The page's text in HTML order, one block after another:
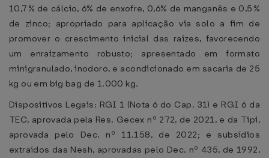
10,7% de cálcio, 6% de enxofre, 0,6% de manganês e 0,5%
de zinco; apropriado para aplicação via solo a fim de
promover o crescimento inicial das raízes, favorecendo
um enraizamento robusto; apresentado em formato
minigranulado, inodoro, e acondicionado em sacaria de 25
kg ou em big bag de 1.000 kg.
Dispositivos Legais: RGI 1 (Nota 6 do Cap. 31) e RGI 6 da
TEC, aprovada pela Res. Gecex nº 272, de 2021, e da Tipi,
aprovada pelo Dec. nº 11.158, de 2022; e subsídios
extraídos das Nesh, aprovadas pelo Dec. nº 435, de 1992,